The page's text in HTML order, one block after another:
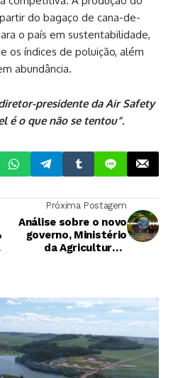
do bagaço de cana-de-
o país em sustentabilidade,
os índices de poluição, além
abundância.
presidente da Air Safety
é o que não se tentou”.
Próxima Postagem
Análise sobre o novo
governo, Ministério
da Agricultura e